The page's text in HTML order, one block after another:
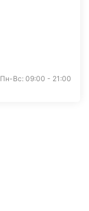
Пн-Вс: 09:00 - 21:00